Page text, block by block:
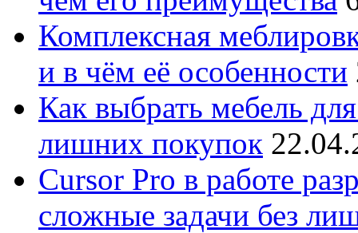
Комплексная
и в чём её особенности
Как выбрать мебель
лишних покупок
Cursor Pro в работе
сложные задачи без